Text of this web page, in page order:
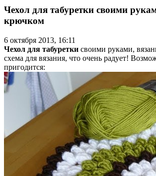
Чехол для табуретки своими
крючком
6 октября 2013, 16:11
Чехол для табуретки своими руками,
схема для вязания, что очень радует!
пригодится: